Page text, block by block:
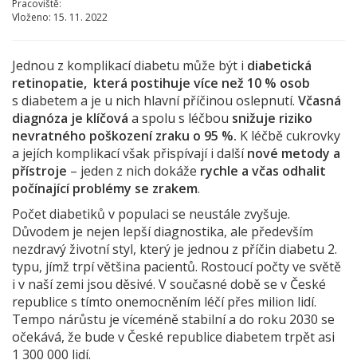
Pracoviště:
Vloženo: 15. 11. 2022
Jednou z komplikací diabetu může být i diabetická
retinopatie, která postihuje více než 10 % osob
s diabetem a je u nich hlavní příčinou oslepnutí. Včasná
diagnóza je klíčová a spolu s léčbou snižuje riziko
nevratného poškození zraku o 95 %. K léčbě cukrovky
a jejích komplikací však přispívají i dalšínové metody a
přístroje – jeden z nich dokáže rychle a včas odhalit
počínající problémy se zrakem.
Počet diabetiků v populaci se neustále zvyšuje.
Důvodem je nejen lepší diagnostika, ale především
nezdravý životní styl, který je jednou z příčin diabetu 2.
typu, jímž trpí většina pacientů. Rostoucí počty ve světě
i v naší zemi jsou děsivé. V současné době se v České
republice s tímto onemocněním léčí přes milion lidí.
Tempo nárůstu je víceméně stabilní a do roku 2030 se
očekává, že bude v České republice diabetem trpět asi
1 300 000 lidí.